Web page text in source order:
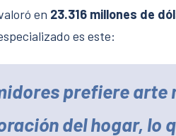
en 23.316 millones de
es este:
prefiere arte
del hogar, lo